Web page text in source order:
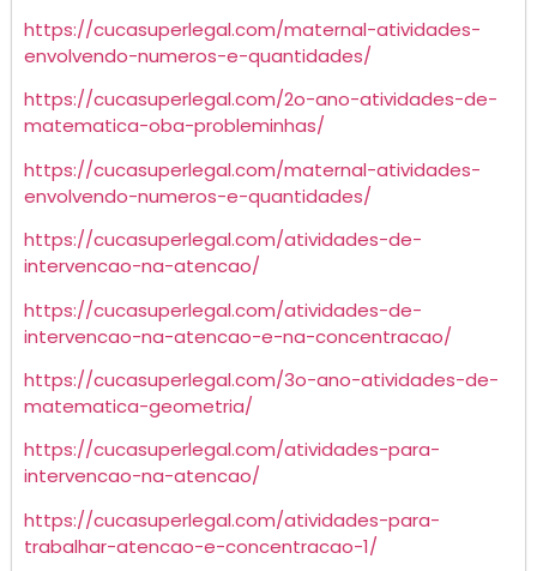
https://cucasuperlegal.com/maternal-atividades-
envolvendo-numeros-e-quantidades/
https://cucasuperlegal.com/2o-ano-atividades-de-
matematica-oba-probleminhas/
https://cucasuperlegal.com/maternal-atividades-
envolvendo-numeros-e-quantidades/
https://cucasuperlegal.com/atividades-de-
intervencao-na-atencao/
https://cucasuperlegal.com/atividades-de-
intervencao-na-atencao-e-na-concentracao/
https://cucasuperlegal.com/3o-ano-atividades-de-
matematica-geometria/
https://cucasuperlegal.com/atividades-para-
intervencao-na-atencao/
https://cucasuperlegal.com/atividades-para-
trabalhar-atencao-e-concentracao-1/